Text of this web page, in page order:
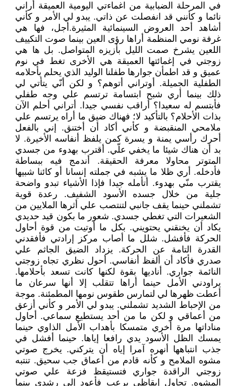
في المرحلة الضبابية من اغماءتي اليومية العميقة أراني
نائما و كأنني قد انفصلت عن ذاتي. يبدو لي الأمر و كأني
أشاهد أحد العروض السينمائية المثيرة.أجل، فها هي
غرفة نومي المنظمة أراها رؤى العين بينما صوت التكييف
اللعين يشرخ صمت الليل بأزيزه المتواصل. بل ها هي
زوجتي في إغمائتها العميقة هي الأخرى تغط في نوم
عميق و قد اطمأن جوارها طفلنا الوليد الذي يحلم بأحلامه
الطفلية الجميلة. أوتراني أتوهم؟ و لكن أنّي يتأتي لي
ذلك بينما أري شبح ابتسامة ترتسم علي وجه طفلي
فأبتسم له سعيدا؟ أراقب نفسي جيدا. أتراني أحلم الآن
بذات الأحلام؟ بالتأكيد لا؛ فهناك ضيق ما أراه يرتسم علي
ملامحي المنقبضة و كأني أكاد أن أختنق. إني بالفعل
أحرك رأسي يمنة و يسرة كمن يلفظ أنفاسه الأخيرة. لا
بد أن هناك شيئا ما يخفي علّي. أقترب بهدوء من جسدي
المتوتر محاولا معرفة الحقيقة. أندمج فيه ببساطة
فأدخله. أري ظلا ما يشبه في جملته إنسانا أو كائنا شبيها
يقترب منّي بهدوء. أتأمله جيدا فإذا الأشياء تبدو واضحة
جلية من خلال جسده الأسود الشفيف. رعدة قوية
تشملني حينما يقف جانبي لتنتصب علي أثرها الملايين من
الشعيرات التي تغطي جسدي. شعور ما بكون قيد حديدي
يكاد أن يخنقني يحتويني. بكل ما أوتيت من قوة أحاول
الحركة فأفشل. شلل ما أصاب مركز إرادتي فأفقدني
القدرة التامة عن الحركة. يزداد الضيق الجاثم علي
صدري فأكاد أن ألفظ أنفاسي. أحول نظري تجاه زوجتي
النائمة جواري. أناديها بقوة لكنها كانت تسعد بأحلامها.
يراودني الأمل حينما أراها تتقلب إلا أنها سرعان ما
أعطت ظهرها لي لتمارس طقوس نومها المطمئنة. موجة
من الإحباط الشديد تشملني. يبدو لي الأمر و كأني أزعق
من أعماقي و لكن ما من أحد يستطيع سماعي. أحاول
مناداتها مرة أخري متمسكا بأهداب الأمل الذاوي حينما
يمسك الظل الأسود يدي رافعا إياها. حينما أفشل في
جذب انتباهها أنهره آمرا إياه أن يتركني. يخرج صوتي
مشوه الملامح و كأنه قادم من أعماق جب سحيق. تنتبه
زوجتي الراقدة جواري فتستيقظ فزعة علي صوتي
المشوه. تحاول إيقاظي برعب فأعود إلى رشدي بينما